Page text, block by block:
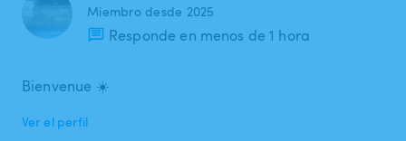
Miembro desde 2025
Responde en menos de 1 hora
Bienvenue ☀️
Ver el perfil